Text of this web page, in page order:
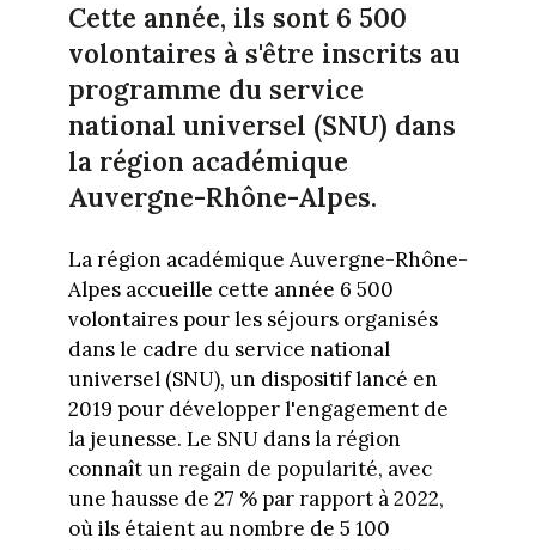
Cette année, ils sont 6 500
volontaires à s'être inscrits au
programme du service
national universel (SNU) dans
la région académique
Auvergne-Rhône-Alpes.
La région académique Auvergne-Rhône-
Alpes accueille cette année 6 500
volontaires pour les séjours organisés
dans le cadre du service national
universel (SNU), un dispositif lancé en
2019 pour développer l'engagement de
la jeunesse. Le SNU dans la région
connaît un regain de popularité, avec
une hausse de 27 % par rapport à 2022,
où ils étaient au nombre de 5 100